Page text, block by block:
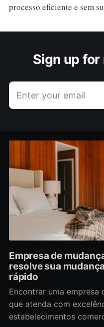
processo eficiente e sem
Sign up
Enter your email
Empresa de
resolve sua
rápido
Encontrar uma empresa
que atenda com
estabelecimentos